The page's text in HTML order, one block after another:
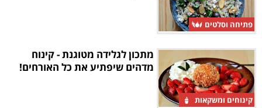
פתיחה וסלטים
קינוחים ומשקאות
מתכון לגלידה מטוגנת - קינוח
מדהים שיפתיע את כל האורחים!